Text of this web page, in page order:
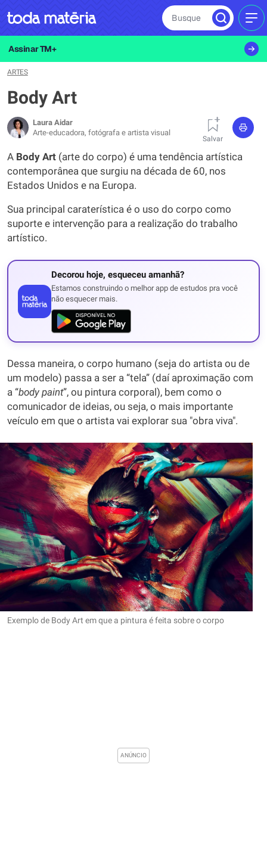
Busque
Assinar TM+
ARTES
Body Art
Laura Aidar
Arte-educadora, fotógrafa e artista visual
Salvar
A Body Art (arte do corpo) é uma tendência artística
contemporânea que surgiu na década de 60, nos
Estados Unidos e na Europa.
Sua principal caraterística é o uso do corpo como
suporte e intervenção para a realização do trabalho
artístico.
Decorou hoje, esqueceu amanhã?
Estamos construindo o melhor app de estudos pra você
não esquecer mais.
Dessa maneira, o corpo humano (seja do artista ou de
um modelo) passa a ser a “tela” (daí aproximação com
a “body paint”, ou pintura corporal), bem como o
comunicador de ideias, ou seja, o mais importante
veículo em que o artista vai explorar sua "obra viva".
Exemplo de Body Art em que a pintura é feita sobre o corpo